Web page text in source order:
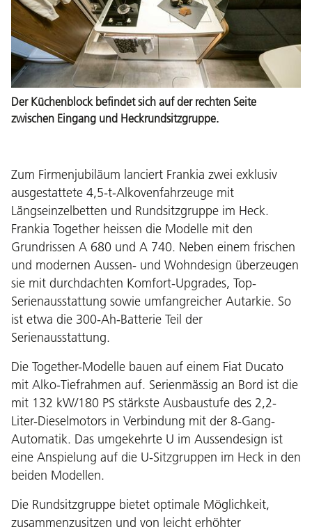
Der Küchenblock befindet sich auf der rechten Seite
zwischen Eingang und Heckrundsitzgruppe.
Zum Firmenjubiläum lanciert Frankia zwei exklusiv
ausgestattete 4,5-t-Alkovenfahrzeuge mit
Längseinzelbetten und Rundsitzgruppe im Heck.
Frankia Together heissen die Modelle mit den
Grundrissen A 680 und A 740. Neben einem frischen
und modernen Aussen- und Wohndesign überzeugen
sie mit durchdachten Komfort-Upgrades, Top-
Serienausstattung sowie umfangreicher Autarkie. So
ist etwa die 300-Ah-Batterie Teil der
Serienausstattung.
Die Together-Modelle bauen auf einem Fiat Ducato
mit Alko-Tiefrahmen auf. Serienmässig an Bord ist die
mit 132 kW/180 PS stärkste Ausbaustufe des 2,2-
Liter-Dieselmotors in Verbindung mit der 8-Gang-
Automatik. Das umgekehrte U im Aussendesign ist
eine Anspielung auf die U-Sitzgruppen im Heck in den
beiden Modellen.
Die Rundsitzgruppe bietet optimale Möglichkeit,
zusammenzusitzen und von leicht erhöhter